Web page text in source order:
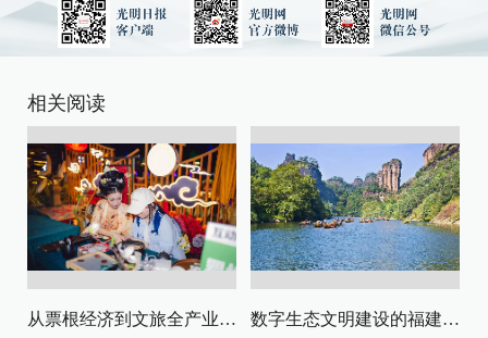
相关阅读
从票根经济到文旅全产业链升级 数字生态文明建设的福建路径与启示